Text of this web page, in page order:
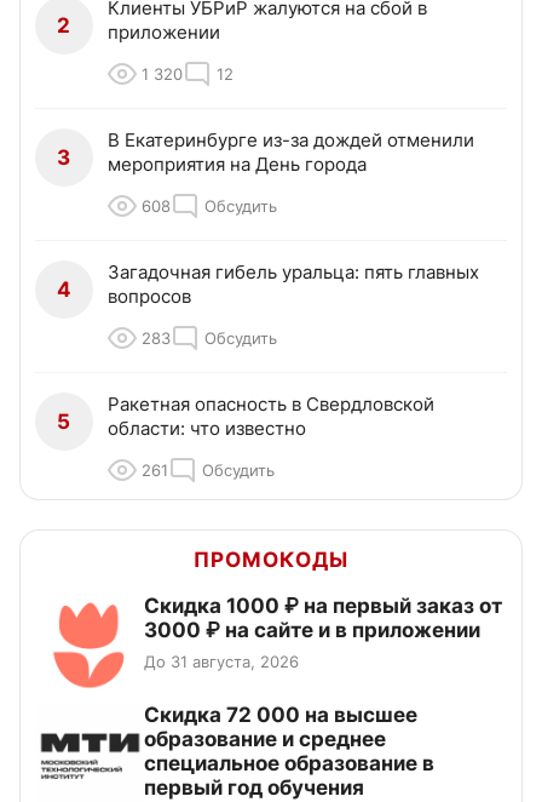
2
Клиенты УБРиР жалуются на сбой в
приложении
1 320 12
3
В Екатеринбурге из-за дождей отменили
мероприятия на День города
608 Обсудить
4
Загадочная гибель уральца: пять главных
вопросов
283 Обсудить
5
Ракетная опасность в Свердловской
области: что известно
261 Обсудить
ПРОМОКОДЫ
Скидка 1000 ₽ на первый заказ от
3000 ₽ на сайте и в приложении
До 31 августа, 2026
Скидка 72 000 на высшее
образование и среднее
специальное образование в
первый год обучения